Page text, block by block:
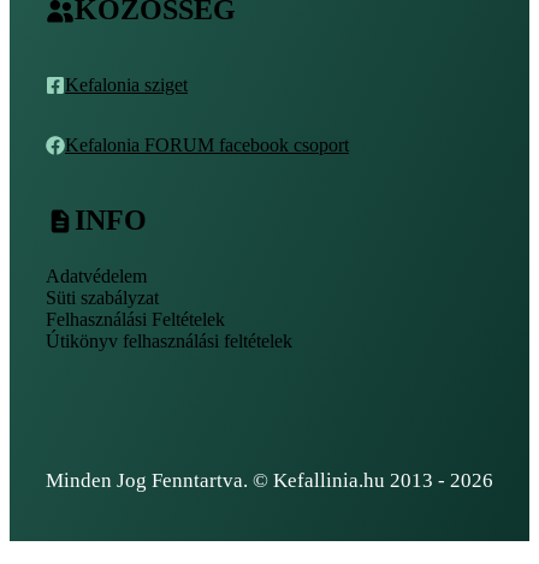
KÖZÖSSÉG
Kefalonia sziget
Kefalonia FORUM facebook csoport
INFO
Adatvédelem
Süti szabályzat
Felhasználási Feltételek
Útikönyv felhasználási feltételek
Minden Jog Fenntartva. © Kefallinia.hu 2013 - 2026